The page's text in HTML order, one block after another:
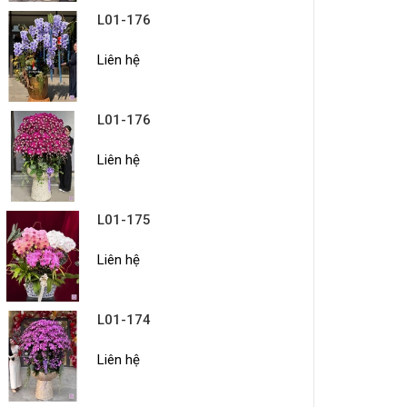
L01-176
Liên hệ
L01-176
Liên hệ
L01-175
Liên hệ
L01-174
Liên hệ